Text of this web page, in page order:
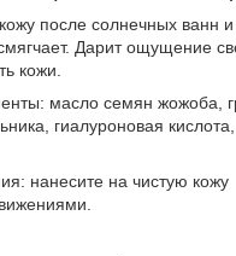
после солнечных ванн и
Дарит ощущение
кожи.
масло семян жожоба,
гиалуроновая
нанесите на чистую кожу